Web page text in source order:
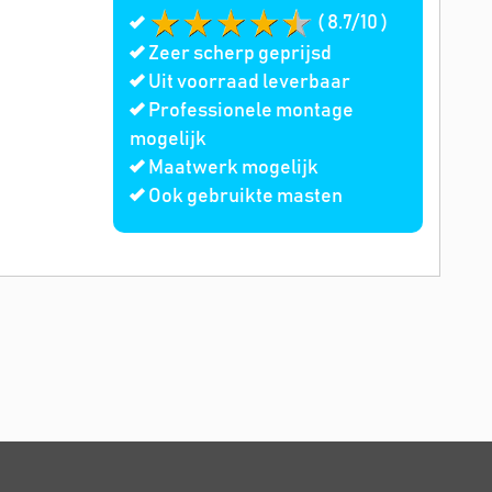
( 8.7/10 )
Zeer scherp geprijsd
Uit voorraad leverbaar
Professionele montage
mogelijk
Maatwerk mogelijk
Ook gebruikte masten